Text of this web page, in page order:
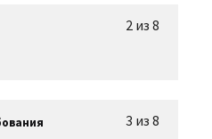
2 из 8
3 из 8